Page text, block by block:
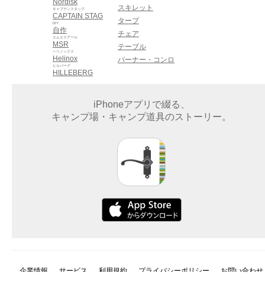
Nordisk
CAPTAIN STAG
キャプテンスタッグ
自作
DIY
MSR
エムエスアール
Helinox
ヘリノックス
HILLEBERG
ヒルバーグ
スキレット
タープ
チェア
テーブル
バーナー・コンロ
iPhoneアプリで綴る、
キャンプ場・キャンプ道具のストーリー。
企業情報 サービス 利用規約 プライバシーポリシー
お問い合わせ